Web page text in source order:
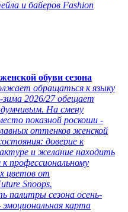
и байеров Fashion
обуви сезона
обращаться к языку
зима 2026/27 обещает
На смену
показной роскоши -
оттенков женской
доверие к
и желание находить
профессиональному
цветов от
Snoops.
палитры сезона осень-
карта